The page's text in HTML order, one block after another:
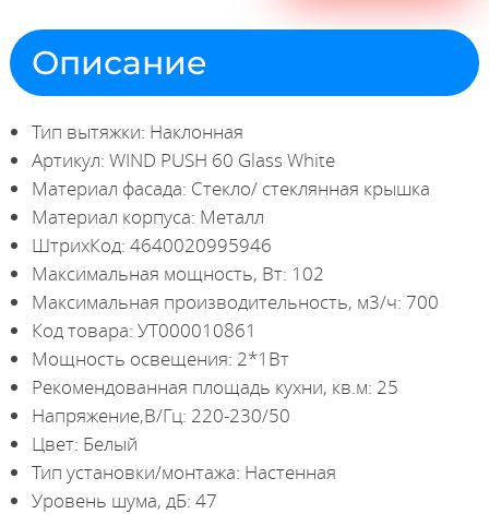
Описание
Тип вытяжки: Наклонная
Артикул: WIND PUSH 60 Glass White
Материал фасада: Стекло/ стеклянная крышка
Материал корпуса: Металл
ШтрихКод: 4640020995946
Максимальная мощность, Вт: 102
Максимальная производительность, м3/ч: 700
Код товара: УТ000010861
Мощность освещения: 2*1Вт
Рекомендованная площадь кухни, кв.м: 25
Напряжение,В/Гц: 220-230/50
Цвет: Белый
Тип установки/монтажа: Настенная
Уровень шума, дБ: 47